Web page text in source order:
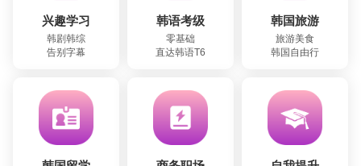
兴趣学习
韩剧韩综
告别字幕
韩语考级
零基础
直达韩语T6
韩国旅游
旅游美食
韩国自由行